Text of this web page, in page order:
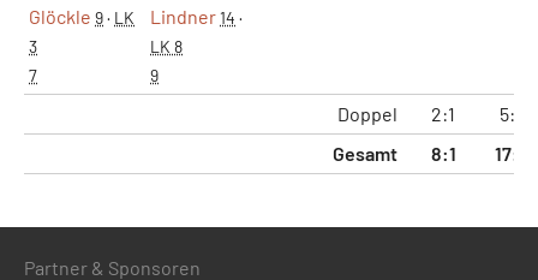
Glöckle 9· LK
3
7
Lindner14 ·
LK 8
9
Doppel 2:1
5:2
Gesamt
8:1 17:2
Partner & Sponsoren